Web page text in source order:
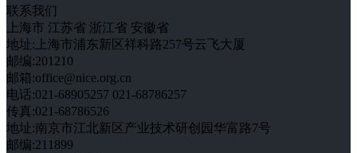
联系我们
上海市 江苏省 浙江省 安徽省
地址:上海市浦东新区祥科路257号云飞大厦
邮编:201210
邮箱:office@nice.org.cn
电话:021-68905257 021-68786257
传真:021-68786526
地址:南京市江北新区产业技术研创园华富路7号
邮编:211899